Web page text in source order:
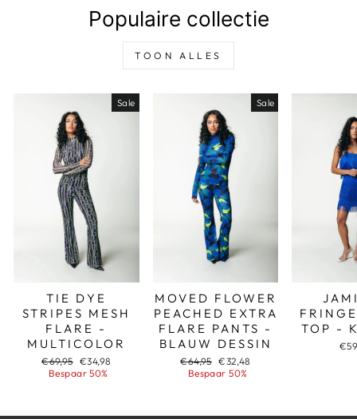
Populaire collectie
TOON ALLES
Sale
TIE DYE
STRIPES MESH
FLARE -
MULTICOLOR
Adviesprijs
€69,95 Aanbiedingsprijs
€34,98
Bespaar 50%
Sale
MOVED FLOWER
PEACHED EXTRA
FLARE PANTS -
BLAUW DESSIN
Adviesprijs
€64,95 Aanbiedingsprijs
€32,48
Bespaar 50%
TOP -